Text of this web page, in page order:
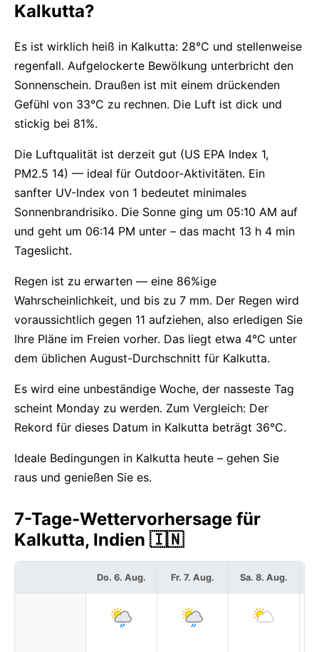
Kalkutta?
Es ist wirklich heiß in Kalkutta: 28°C und stellenweise
regenfall. Aufgelockerte Bewölkung unterbricht den
Sonnenschein. Draußen ist mit einem drückenden
Gefühl von 33°C zu rechnen. Die Luft ist dick und
stickig bei 81%.
Die Luftqualität ist derzeit gut (US EPA Index 1,
PM2.5 14) — ideal für Outdoor-Aktivitäten. Ein
sanfter UV-Index von 1 bedeutet minimales
Sonnenbrandrisiko. Die Sonne ging um 05:10 AM auf
und geht um 06:14 PM unter – das macht 13 h 4 min
Tageslicht.
Regen ist zu erwarten — eine 86%ige
Wahrscheinlichkeit, und bis zu 7 mm. Der Regen wird
voraussichtlich gegen 11 aufziehen, also erledigen Sie
Ihre Pläne im Freien vorher. Das liegt etwa 4°C unter
dem üblichen August-Durchschnitt für Kalkutta.
Es wird eine unbeständige Woche, der nasseste Tag
scheint Monday zu werden. Zum Vergleich: Der
Rekord für dieses Datum in Kalkutta beträgt 36°C.
Ideale Bedingungen in Kalkutta heute – gehen Sie
raus und genießen Sie es.
7-Tage-Wettervorhersage für
Kalkutta, Indien 🇮🇳
Do. 6. Aug. Fr. 7. Aug. Sa. 8. Aug.